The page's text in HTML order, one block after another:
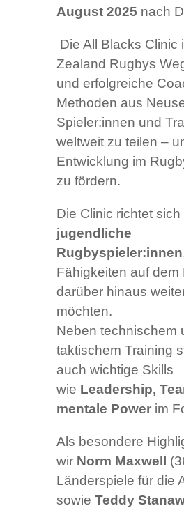
August 2025 nach
Die All Blacks Clinic
Zealand Rugbys
und erfolgreiche
Methoden aus
Spieler:innen und
weltweit zu teilen –
Entwicklung im
zu fördern.
Die Clinic richtet sich
jugendliche
Rugbyspieler:innen
Fähigkeiten auf dem
darüber hinaus
möchten.
Neben technischem
taktischem Training
auch wichtige Skills
wie Leadership,
mentale Powerim
Als besondere
wir Norm Maxwell
Länderspiele für die
sowie Teddy